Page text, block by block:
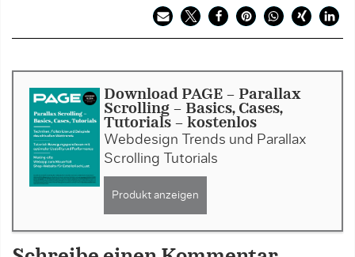
Download PAGE - Parallax
Scrolling – Basics, Cases,
Tutorials - kostenlos
Webdesign Trends und Parallax
Scrolling Tutorials
Produkt anzeigen